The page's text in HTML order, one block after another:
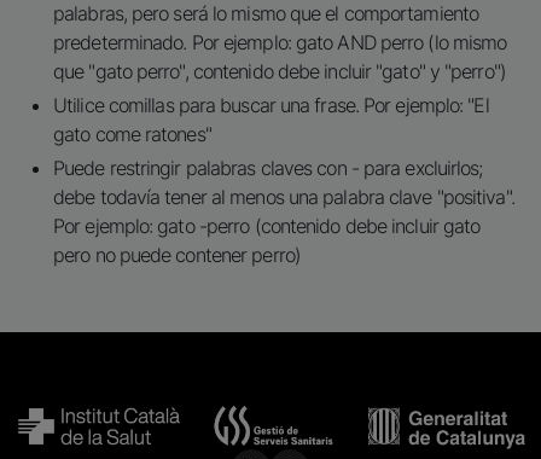
palabras, pero será lo mismo que el comportamiento
predeterminado. Por ejemplo: gato AND perro (lo mismo
que "gato perro", contenido debe incluir "gato" y "perro")
Utilice comillas para buscar una frase. Por ejemplo: "El
gato come ratones"
Puede restringir palabras claves con - para excluirlos;
debe todavía tener al menos una palabra clave "positiva".
Por ejemplo: gato -perro (contenido debe incluir gato
pero no puede contener perro)